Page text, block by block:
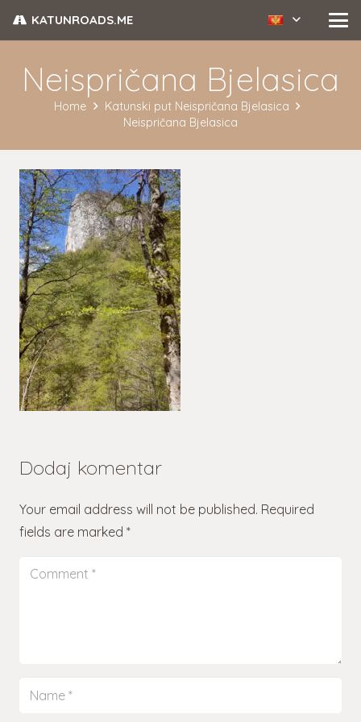
KATUNROADS.ME
Neispričana Bjelasica
Home
Katunski put Neispričana Bjelasica
Neispričana Bjelasica
Dodaj komentar
Your email address will not be published. Required
fields are marked *